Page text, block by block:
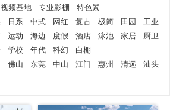
视频基地 专业影棚 特色景
日系 中式 网红 复古 极简 田园
工业
运动 海边 度假 酒店 泳池 家居
厨卫
学校 年代 科幻 白棚
佛山 东莞 中山 江门 惠州 清远
汕头